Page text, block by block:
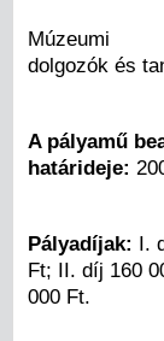
Múzeumi
dolgozók és
A pályamű
határideje:
Pályadíjak: I.
Ft; II. díj 160
000 Ft.